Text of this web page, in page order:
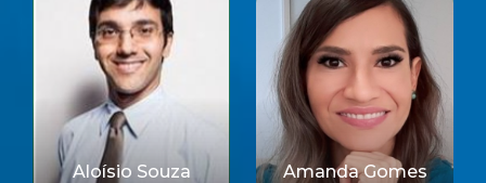
Aloísio Souza
Amanda Gomes